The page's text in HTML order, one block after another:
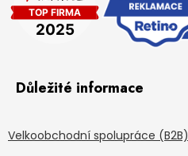
Důležité informace
Velkoobchodní spolupráce (B2B)